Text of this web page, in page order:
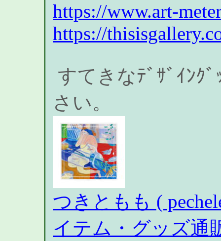
https://www.art-
https://
すてきなﾃﾞｻﾞｲﾝｸ
さい。
つきともも (
イテム・グッズ通